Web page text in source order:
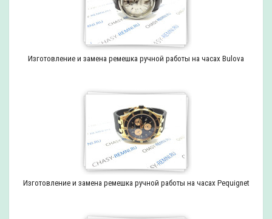
Изготовление и замена ремешка ручной работы на часах Bulova
Изготовление и замена ремешка ручной работы на часах Pequignet